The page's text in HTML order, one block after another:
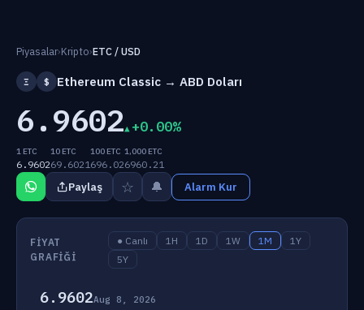
Piyasalar›Kripto›ETC / USD
Ξ $ Ethereum Classic → ABD Doları
6.9602 +0.00%
1 ETC
6.9602
10 ETC
69.6021
100 ETC
696.02
1,000 ETC
6960.21
Paylaş ☆ 🔔 Alarm Kur
FIYAT
GRAFIĞI
● Canlı 1H 1D 1W 1M
1Y
5Y
6.9602Aug 8, 2026